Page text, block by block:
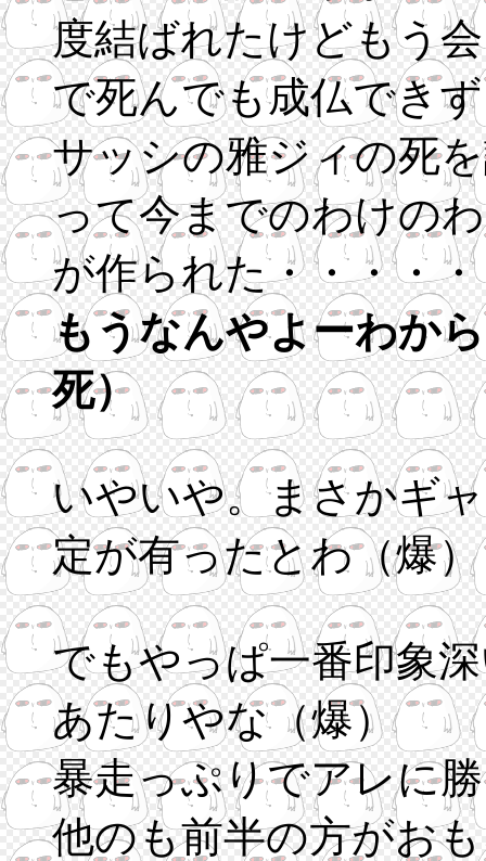
度結ばれたけどもう
で死んでも成仏でき
サッシの雅ジィの死
って今までのわけの
が作られた・・・・
もうなんやよーわか
死）
いやいや。まさかギ
定が有ったとわ（爆）
でもやっぱ一番印象
あたりやな（爆）
暴走っぷりでアレに
他のも前半の方がお